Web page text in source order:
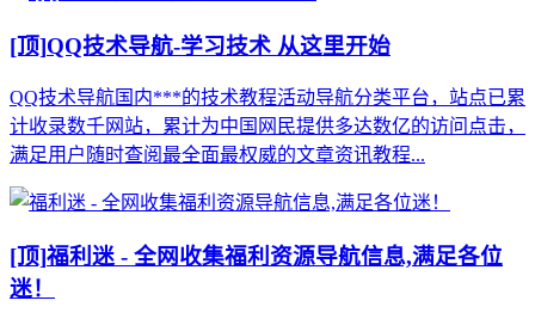
[顶]QQ技术导航-学习技术 从这里开始
QQ技术导航国内***的技术教程活动导航分类平台，站点已累
计收录数千网站，累计为中国网民提供多达数亿的访问点击，
满足用户随时查阅最全面最权威的文章资讯教程...
[顶]福利迷 - 全网收集福利资源导航信息,满足各位
迷！